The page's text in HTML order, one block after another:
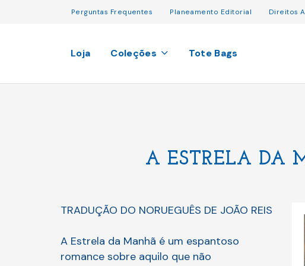
Perguntas Frequentes Planeamento Editorial Direitos
Loja Coleções Tote Bags
A ESTRELA DA
TRADUÇÃO DO NORUEGUÊS DE JOÃO REIS
A Estrela da Manhã é um espantoso
romance sobre aquilo que não